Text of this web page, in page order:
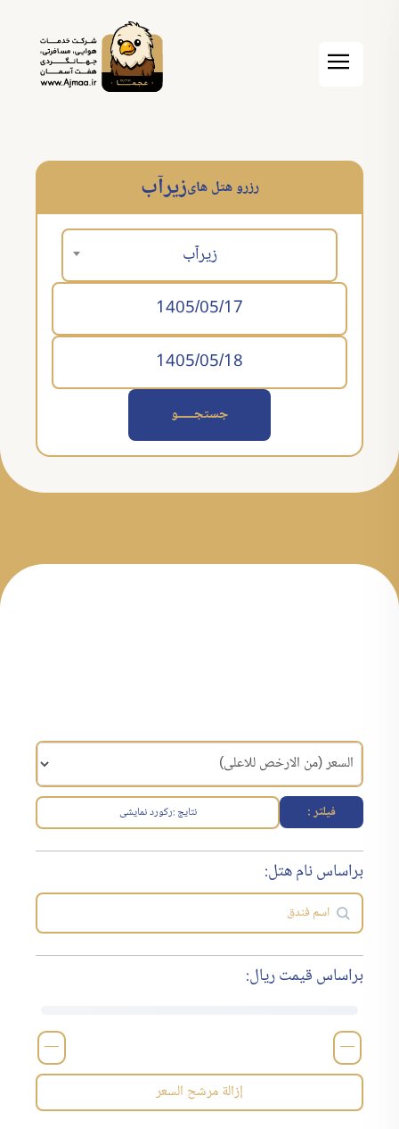
زیرآبرزرو هتل های
زیرآب
جستجــــــو
فیلتر : نتایج :رکورد نمایشی
براساس نام هتل:
براساس قیمت ریال:
—
—
إزالة مرشح السعر